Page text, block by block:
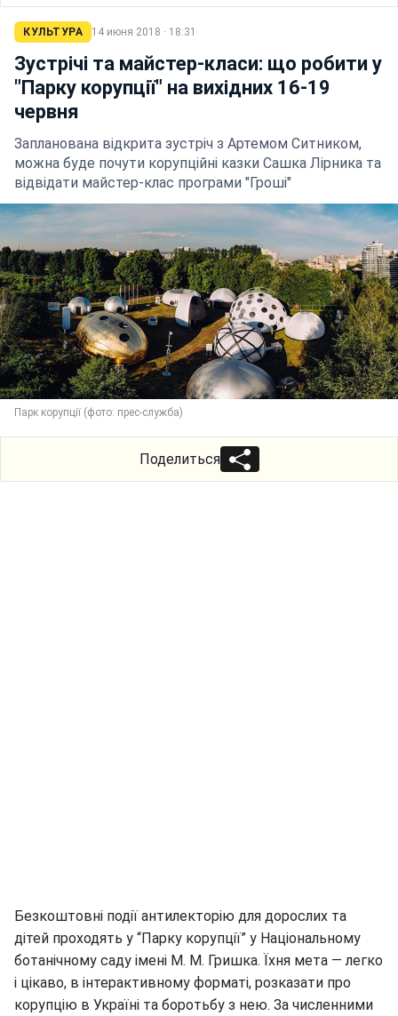
КУЛЬТУРА 14 июня 2018 · 18:31
Зустрічі та майстер-класи: що робити у
"Парку корупції" на вихідних 16-19
червня
Запланована відкрита зустріч з Артемом Ситником,
можна буде почути корупційні казки Сашка Лірника та
відвідати майстер-клас програми "Гроші"
Парк корупції (фото: прес-служба)
Поделиться
Безкоштовні події антилекторію для дорослих та
дітей проходять у “Парку корупції” у Національному
ботанічному саду імені М. М. Гришка. Їхня мета — легко
і цікаво, в інтерактивному форматі, розказати про
корупцію в Україні та боротьбу з нею. За численними